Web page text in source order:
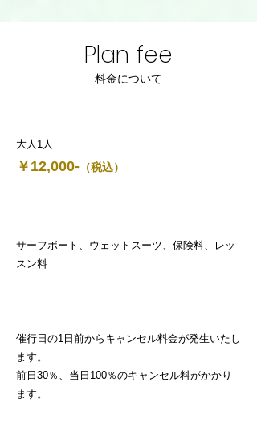
Plan fee
料金について
大人1人
￥12,000- （税込）
サーフボート、ウェットスーツ、保険料、レッ
スン料
催行日の1日前からキャンセル料金が発生いたし
ます。
前日30％、当日100％のキャンセル料がかかり
ます。